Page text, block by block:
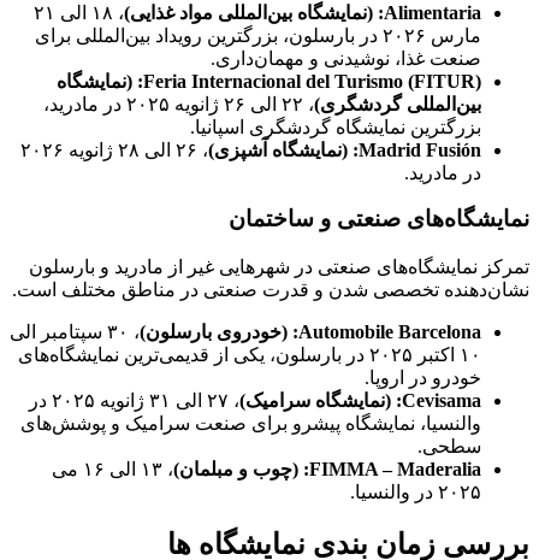
Alimentaria
: (نمایشگاه بین‌المللی مواد غذایی)
، ۱۸ الی ۲۱
مارس ۲۰۲۶ در بارسلون، بزرگترین رویداد بین‌المللی برای
صنعت غذا، نوشیدنی و مهمان‌داری.
Feria Internacional del Turismo (FITUR)
: (نمایشگاه
بین‌المللی گردشگری)
، ۲۲ الی ۲۶ ژانویه ۲۰۲۵ در مادرید،
بزرگترین نمایشگاه گردشگری اسپانیا.
Madrid Fusión
: (نمایشگاه آشپزی)
، ۲۶ الی ۲۸ ژانویه ۲۰۲۶
در مادرید.
نمایشگاه‌های صنعتی و ساختمان
تمرکز نمایشگاه‌های صنعتی در شهرهایی غیر از مادرید و بارسلون
نشان‌دهنده تخصصی شدن و قدرت صنعتی در مناطق مختلف است.
Automobile Barcelona
: (خودروی بارسلون)
، ۳۰ سپتامبر الی
۱۰ اکتبر ۲۰۲۵ در بارسلون، یکی از قدیمی‌ترین نمایشگاه‌های
خودرو در اروپا.
Cevisama
: (نمایشگاه سرامیک)
، ۲۷ الی ۳۱ ژانویه ۲۰۲۵ در
والنسیا، نمایشگاه پیشرو برای صنعت سرامیک و پوشش‌های
سطحی.
FIMMA – Maderalia
: (چوب و مبلمان)
، ۱۳ الی ۱۶ می
۲۰۲۵ در والنسیا.
بررسی زمان بندی نمایشگاه ها